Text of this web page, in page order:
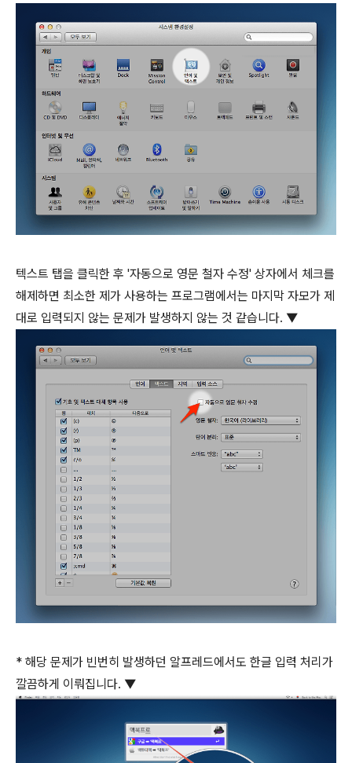
텍스트 탭을 클릭한 후 '자동으로 영문 철자 수정' 상자에서 체크를
해제하면 최소한 제가 사용하는 프로그램에서는 마지막 자모가 제
대로 입력되지 않는 문제가 발생하지 않는 것 같습니다. ▼
* 해당 문제가 빈번히 발생하던 알프레드에서도 한글 입력 처리가
깔끔하게 이뤄집니다. ▼